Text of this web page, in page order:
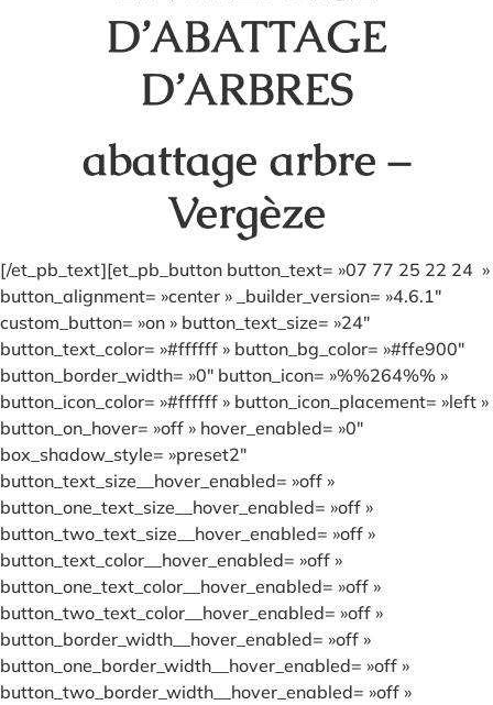
D’ABATTAGE
D’ARBRES
abattage arbre –
Vergèze
[/et_pb_text][et_pb_button button_text= »07 77 25 22 24 »
button_alignment= »center » _builder_version= »4.6.1″
custom_button= »on » button_text_size= »24″
button_text_color= »#ffffff » button_bg_color= »#ffe900″
button_border_width= »0″ button_icon= »%%264%% »
button_icon_color= »#ffffff » button_icon_placement= »left »
button_on_hover= »off » hover_enabled= »0″
box_shadow_style= »preset2″
button_text_size__hover_enabled= »off »
button_one_text_size__hover_enabled= »off »
button_two_text_size__hover_enabled= »off »
button_text_color__hover_enabled= »off »
button_one_text_color__hover_enabled= »off »
button_two_text_color__hover_enabled= »off »
button_border_width__hover_enabled= »off »
button_one_border_width__hover_enabled= »off »
button_two_border_width__hover_enabled= »off »